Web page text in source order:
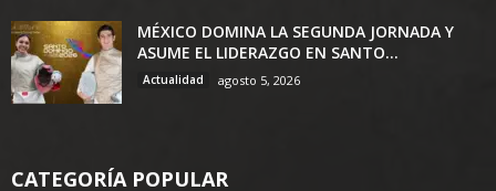
MÉXICO DOMINA LA SEGUNDA JORNADA Y
ASUME EL LIDERAZGO EN SANTO...
Actualidad agosto 5, 2026
CATEGORÍA POPULAR